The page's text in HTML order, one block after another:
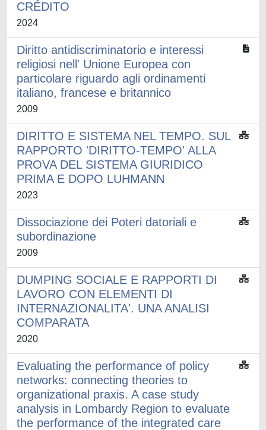
CRÉDITO
2024
Diritto antidiscriminatorio e interessi
religiosi nell' Unione Europea con
particolare riguardo agli ordinamenti
italiano, francese e britannico
2009
DIRITTO E SISTEMA NEL TEMPO. SUL
RAPPORTO 'DIRITTO-TEMPO' ALLA
PROVA DEL SISTEMA GIURIDICO
PRIMA E DOPO LUHMANN
2023
Dissociazione dei Poteri datoriali e
subordinazione
2009
DUMPING SOCIALE E RAPPORTI DI
LAVORO CON ELEMENTI DI
INTERNAZIONALITA'. UNA ANALISI
COMPARATA
2020
Evaluating the performance of policy
networks: connecting theories to
organizational praxis. A case study
analysis in Lombardy Region to evaluate
the performance of the integrated care